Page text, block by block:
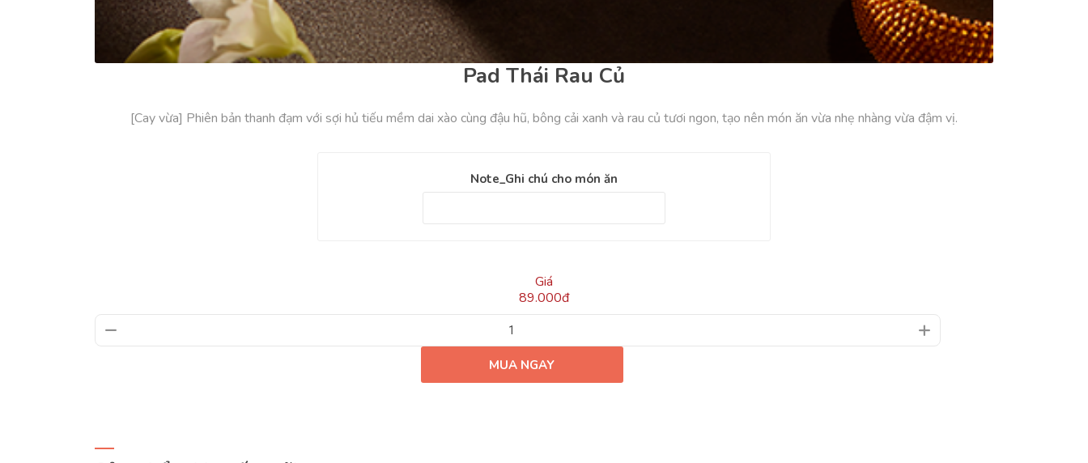
Pad Thái Rau Củ
[Cay vừa] Phiên bản thanh đạm với sợi hủ tiếu mềm dai xào cùng đậu hũ, bông cải xanh và rau củ tươi ngon, tạo nên món ăn vừa nhẹ nhàng vừa đậm vị.
Note_Ghi chú cho món ăn
Giá
89.000đ
i
h